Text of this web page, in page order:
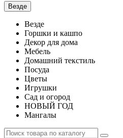
Везде
Везде
Горшки и кашпо
Декор для дома
Мебель
Домашний текстиль
Посуда
Цветы
Игрушки
Сад и огород
НОВЫЙ ГОД
Мангалы